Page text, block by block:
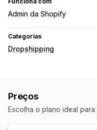
Admin da Shopify
Categorias
Dropshipping
Saúde e beleza
Produtos para bebês
Preços
Escolha o plano ideal